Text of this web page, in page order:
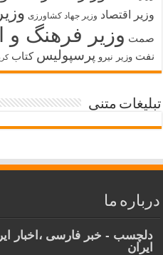
وزیر اقتصاد وزیر جهاد کشاورزی
صمت وزیر فرهنگ و
نفت وزیر نیرو پرسپولیس کتاب
تبلیغات متنی
درباره ما
دلچسب - خبر فارسی ،اخبار
ایران